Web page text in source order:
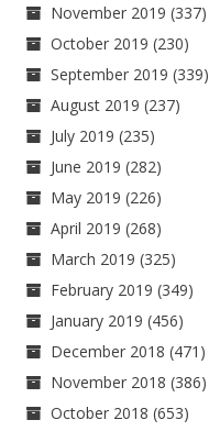
November 2019 (337)
October 2019 (230)
September 2019 (339)
August 2019 (237)
July 2019 (235)
June 2019 (282)
May 2019 (226)
April 2019 (268)
March 2019 (325)
February 2019 (349)
January 2019 (456)
December 2018 (471)
November 2018 (386)
October 2018 (653)